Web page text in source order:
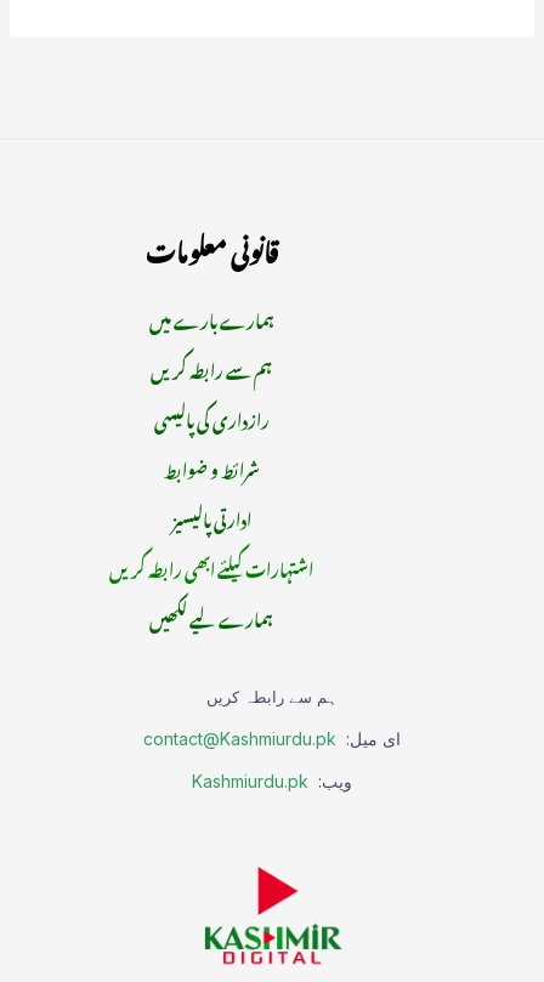
قانونی معلومات
ہمارے بارے میں
ہم سے رابطہ کریں
رازداری کی پالیسی
شرائط و ضوابط
ادارتی پالیسیز
اشتہارات کیلئے ابھی رابطہ کریں
ہمارے لیے لکھیں
ہم سے رابطہ کریں
ای میل: contact@Kashmiurdu.pk
ویب: Kashmiurdu.pk